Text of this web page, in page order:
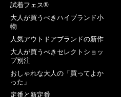
試着フェス®︎
大人が買うべきハイブランド小
物
人気アウトドアブランドの新作
大人が買うべきセレクトショッ
プ別注
おしゃれな大人の「買ってよか
った」
定番と新定番